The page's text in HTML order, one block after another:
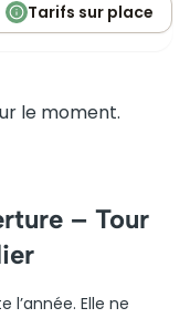
Tarifs sur place
le moment.
– Tour
l’année. Elle ne